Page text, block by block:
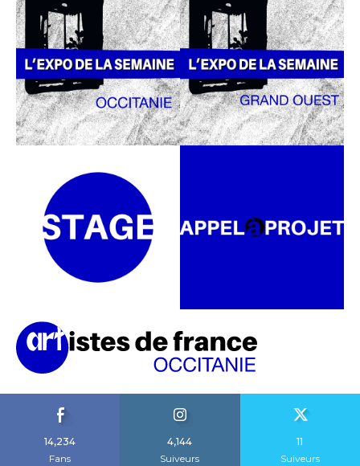
14,234
Fans
4,144
Suiveurs
11
Suiveurs